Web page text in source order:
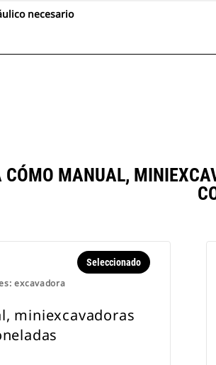
necesario
CÓMO MANUAL,
excavadora
Seleccionado
miniexcavadoras